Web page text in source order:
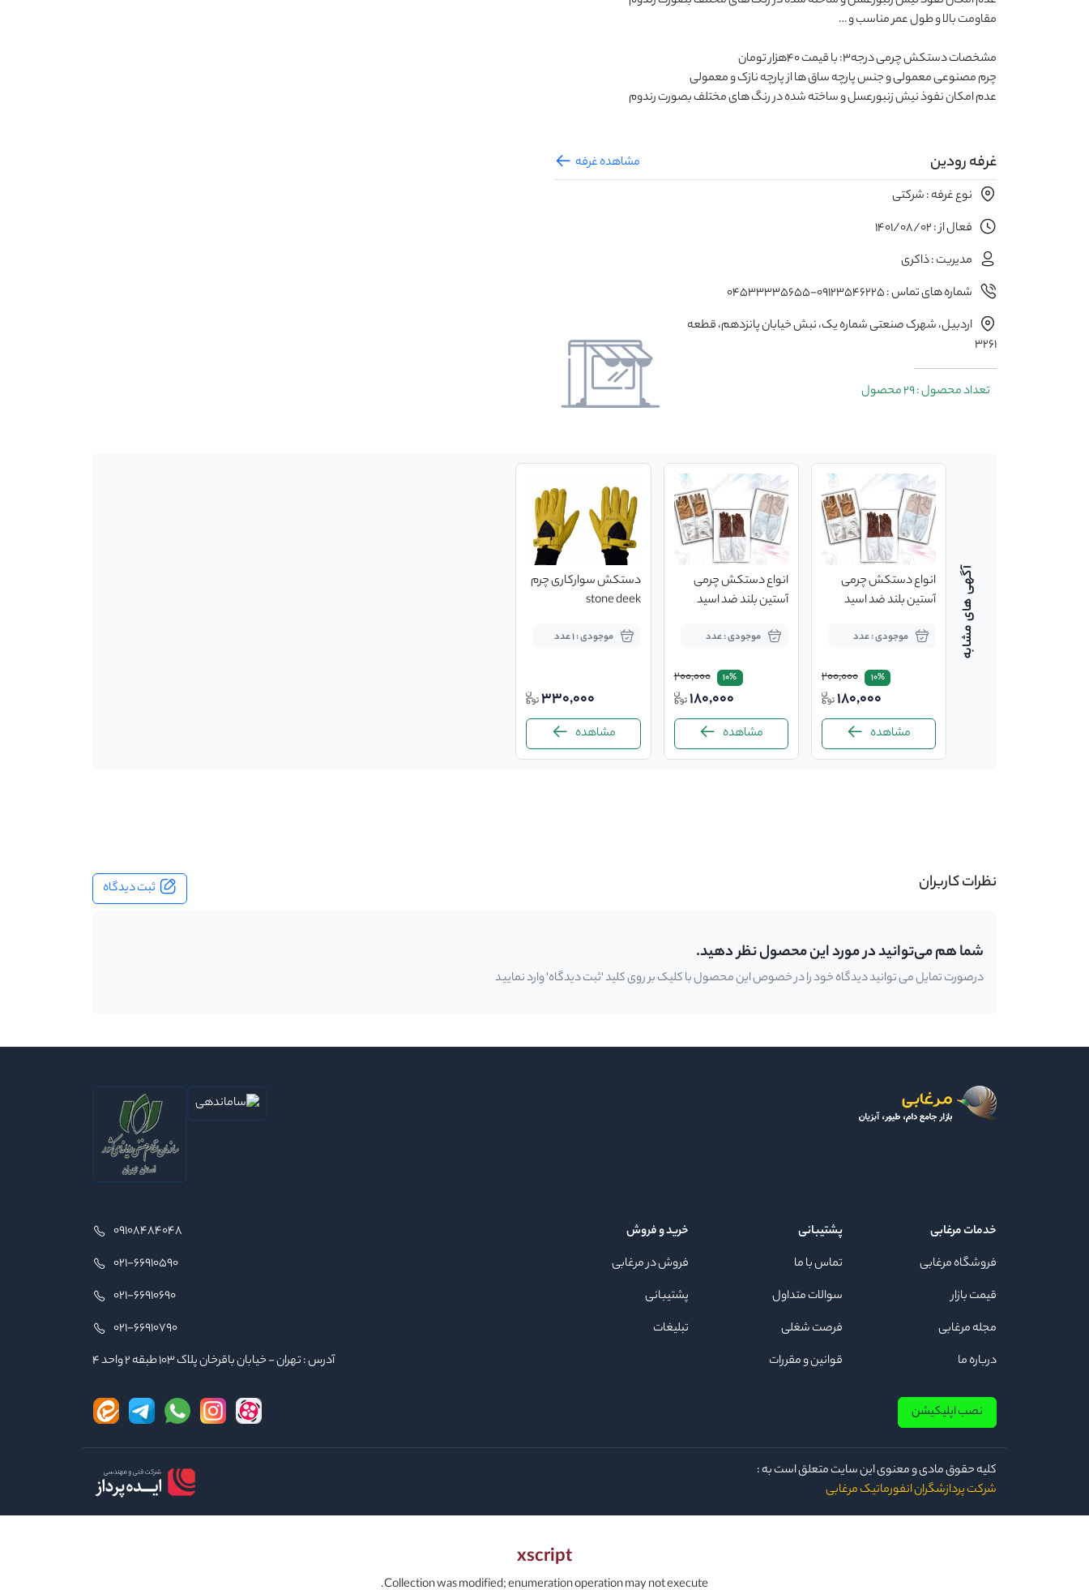
عدم امکان نفوذ نیش زنبورعسل و ساخته شده در رنگ های مختلف بصورت رندوم
غرفه رودین
مشاهده غرفه
نوع غرفه : شرکتی
فعال از : 1401/08/02
مدیریت : ذاکری
شماره های تماس : 09123546225-04533335655
اردبیل، شهرک صنعتی شماره یک، نبش خیابان پانزدهم، قطعه
3261
تعداد محصول : 29 محصول
انواع دستکش چرمی
آستین بلند ضد اسید
موجودی : عدد
10%
200,000
180,000
مشاهده
انواع دستکش چرمی
آستین بلند ضد اسید
موجودی : عدد
10%
200,000
180,000
مشاهده
دستکش سوارکاری چرم
stone deek
موجودی : 1 عدد
330,000
مشاهده
نظرات کاربران ثبت دیدگاه
شما هم می‌توانید در مورد این محصول نظر دهید.
درصورت تمایل می توانید دیدگاه خود را در خصوص این محصول با کلیک بر روی کلید 'ثبت دیدگاه' وارد نمایید
خدمات مرغابی
فروشگاه مرغابی
قیمت بازار
مجله مرغابی
درباره ما
پشتیبانی
تماس با ما
سوالات متداول
فرصت شغلی
قوانین و مقررات
خرید و فروش
فروش در مرغابی
پشتیبانی
تبلیغات
09108484048
021-66910590
021-66910690
021-66910790
آدرس : تهران - خیابان باقرخان پلاک ۱۰۳ طبقه ۲ واحد ۴
نصب اپلیکیشن
كلیه حقوق مادی و معنوی این سایت متعلق است به :
شرکت پردازشگران انفورماتیک مرغابی
xscript
Collection was modified; enumeration operation may not execute.